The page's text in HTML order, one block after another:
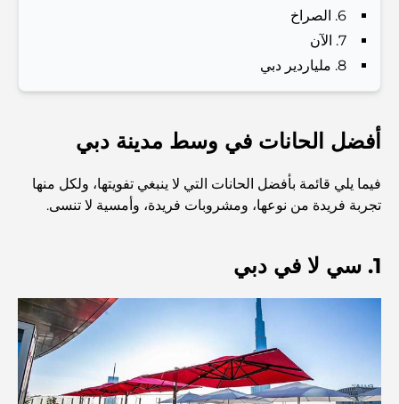
أفضل المقاهي في دبي بإطلالة خلابة: مزيج مثالي من المذاق
الرائع والمناظر الطبيعية الساحرة
مطاعم بإطلالة على برج العرب: تجربة طعام استثنائية في دبي
دليل شامل لأندية شاطئ نخلة جميرا لعام 2026
المطاعم الإيطالية في وسط مدينة دبي: تذوق إيطاليا في قلب
أفضل 7 نوادي رياضية في دبي هيلز: اللياقة البدنية في أبهى
الدليل الأمثل لمطاعم الطعام الفاخر في نخلة جميرا
6. الصراخ
7. الآن
8. ملياردير دبي
أفضل الحانات في وسط مدينة دبي
فيما يلي قائمة بأفضل الحانات التي لا ينبغي تفويتها، ولكل منها
تجربة فريدة من نوعها، ومشروبات فريدة، وأمسية لا تنسى.
1. سي لا في دبي